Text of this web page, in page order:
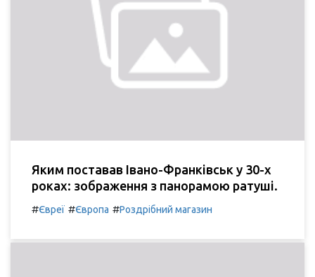
Яким поставав Івано-Франківськ у 30-х
роках: зображення з панорамою ратуші.
#Євреї #Європа #Роздрібний магазин